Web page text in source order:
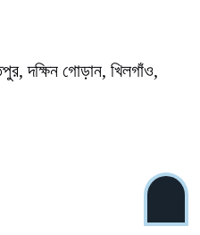
দক্ষিন গোড়ান, খিলগাঁও,